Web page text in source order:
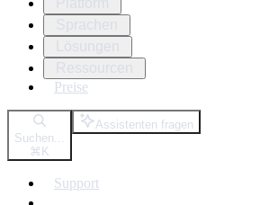
Preise
Suchen...
⌘ K
Assistenten fragen
Support